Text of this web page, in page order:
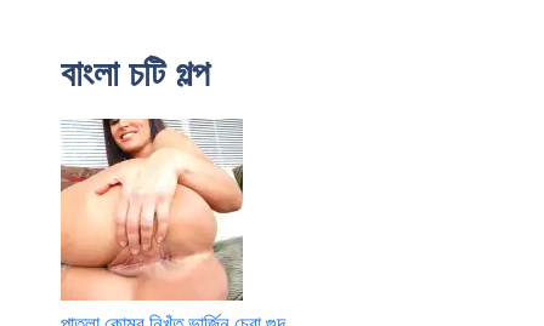
বাংলা চটি গল্প